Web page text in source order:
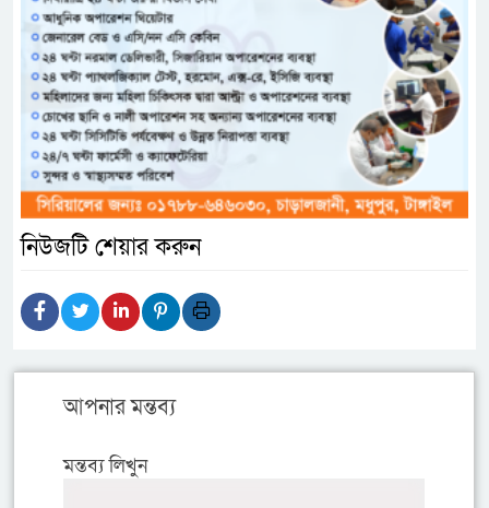
নিউজটি শেয়ার করুন
আপনার মন্তব্য
মন্তব্য লিখুন